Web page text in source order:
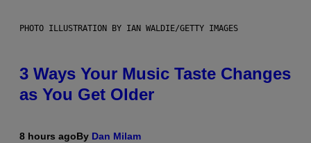
PHOTO ILLUSTRATION BY IAN WALDIE/GETTY IMAGES
3 Ways Your Music Taste Changes
as You Get Older
8 hours agoBy Dan Milam